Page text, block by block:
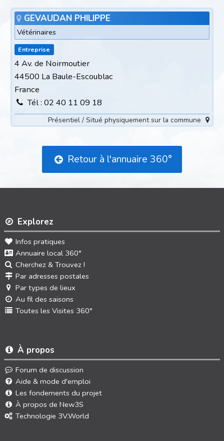
GEVAUDAN PHILIPPE
Vétérinaires
Entreprise
4 Av. de Noirmoutier
44500 La Baule-Escoublac
France
Tél : 02 40 11 09 18
Présentiel / Situé physiquement sur la commune
Retour à l'annuaire 360°
Explorez
Infos pratiques
Annuaire local 360°
Cherchez & Trouvez !
Par adresses postales
Par types de lieux
Au fil des saisons
Toutes les Visites 360°
À propos
Forum de discussion
Aide & mode d'emploi
Les fondements du projet
À propos de New3S
Technologie 3V.World